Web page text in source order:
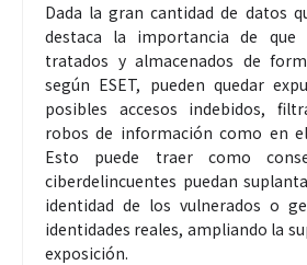
Dada la gran cantidad de datos
destaca la importancia de que
tratados y almacenados de
según ESET, pueden quedar
posibles accesos indebidos,
robos de información como en
Esto puede traer como
ciberdelincuentes puedan
identidad de los vulnerados o
identidades reales, ampliando la
exposición.